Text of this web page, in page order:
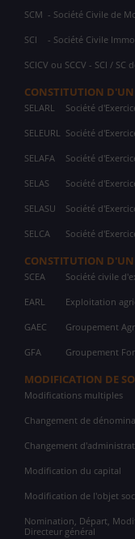
SCM - Société Civile de
SCI - Société Civile
SCICV ou SCCV - SCI /
CONSTITUTION
SELARL Société
SELEURL Société
SELAFA Société
SELAS Société
SELASU Société
SELCA Société
CONSTITUTION
SCEA Société civile
EARL Exploitation
GAEC Groupement
GFA Groupement
MODIFICATION DE
Modifications multiples
Changement de
Changement
Modification du capital
Modification de l'objet
Nomination, Départ,
Directeur général